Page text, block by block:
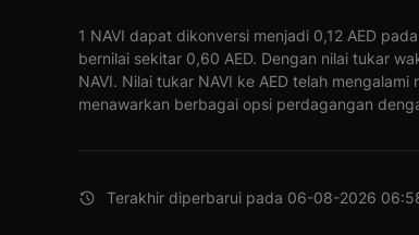
1 NAVI dapat dikonversi menjadi 0,12 AED
bernilai sekitar 0,60 AED. Dengan nilai tukar
NAVI. Nilai tukar NAVI ke AED telah
menawarkan berbagai opsi perdagangan
Terakhir diperbarui pada 06-08-2026